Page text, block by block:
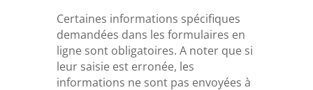
Certaines informations spécifiques
demandées dans les formulaires en
ligne sont obligatoires. A noter que si
leur saisie est erronée, les
informations ne sont pas envoyées à